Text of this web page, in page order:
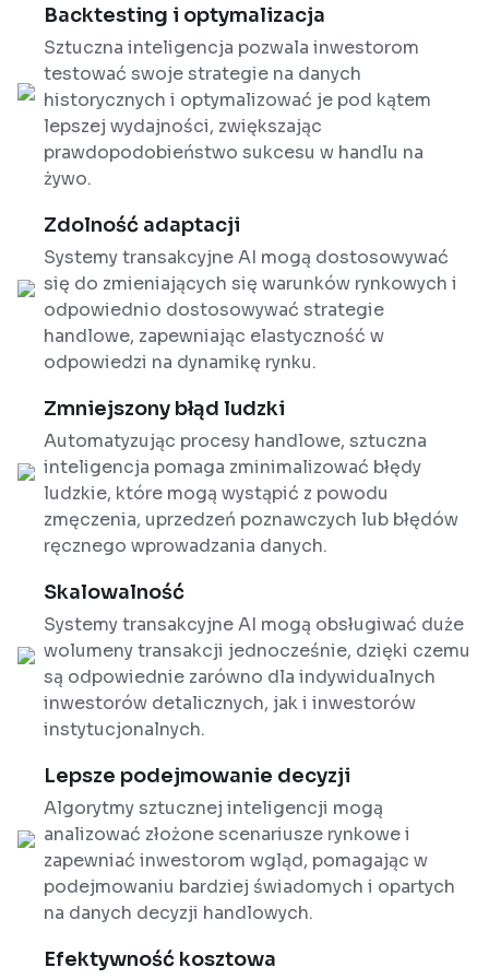
Backtesting i optymalizacja
Sztuczna inteligencja pozwala inwestorom
testować swoje strategie na danych
historycznych i optymalizować je pod kątem
lepszej wydajności, zwiększając
prawdopodobieństwo sukcesu w handlu na
żywo.
Zdolność adaptacji
Systemy transakcyjne AI mogą dostosowywać
się do zmieniających się warunków rynkowych i
odpowiednio dostosowywać strategie
handlowe, zapewniając elastyczność w
odpowiedzi na dynamikę rynku.
Zmniejszony błąd ludzki
Automatyzując procesy handlowe, sztuczna
inteligencja pomaga zminimalizować błędy
ludzkie, które mogą wystąpić z powodu
zmęczenia, uprzedzeń poznawczych lub błędów
ręcznego wprowadzania danych.
Skalowalność
Systemy transakcyjne AI mogą obsługiwać duże
wolumeny transakcji jednocześnie, dzięki czemu
są odpowiednie zarówno dla indywidualnych
inwestorów detalicznych, jak i inwestorów
instytucjonalnych.
Lepsze podejmowanie decyzji
Algorytmy sztucznej inteligencji mogą
analizować złożone scenariusze rynkowe i
zapewniać inwestorom wgląd, pomagając w
podejmowaniu bardziej świadomych i opartych
na danych decyzji handlowych.
Efektywność kosztowa